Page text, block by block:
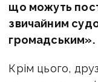
що можуть
звичайним
громадським».
Крім цього,